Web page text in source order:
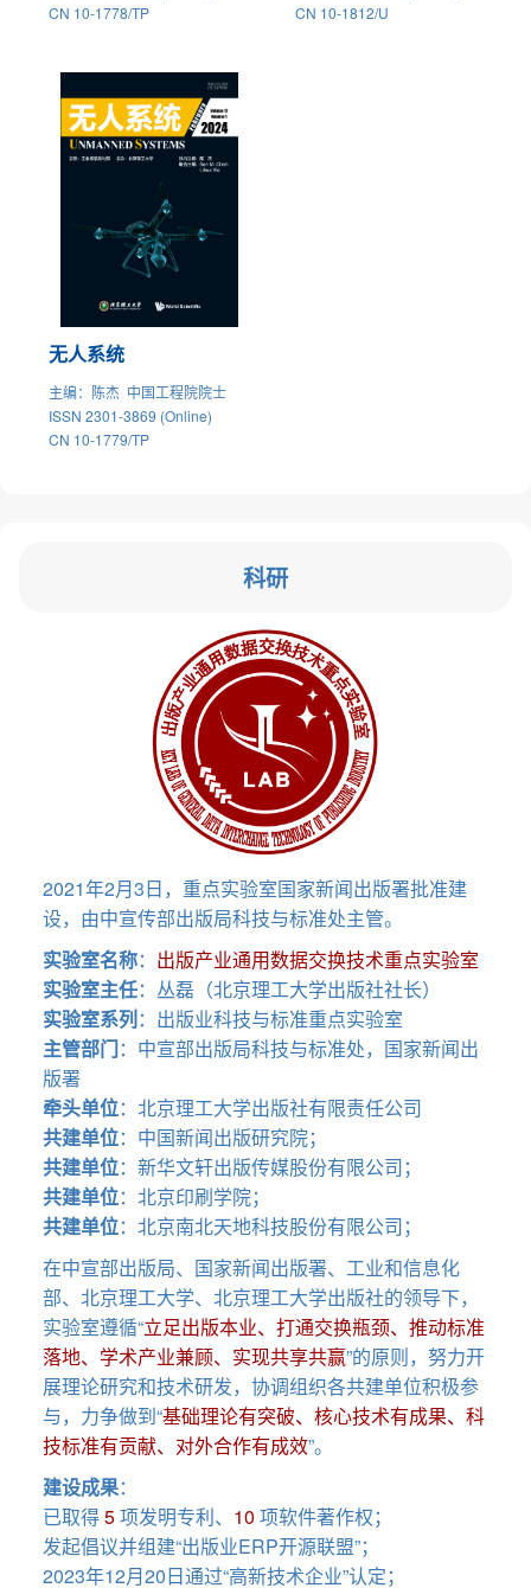
CN 10-1778/TP
CN 10-1812/U
无人系统
主编：陈杰 中国工程院院士
ISSN 2301-3869 (Online)
CN 10-1779/TP
科研
2021年2月3日，重点实验室国家新闻出版署批准建
设，由中宣传部出版局科技与标准处主管。
实验室名称： 出版产业通用数据交换技术重点实验室
实验室主任：丛磊（北京理工大学出版社社长）
实验室系列：出版业科技与标准重点实验室
主管部门：中宣部出版局科技与标准处，国家新闻出
版署
牵头单位：北京理工大学出版社有限责任公司
共建单位：中国新闻出版研究院；
共建单位：新华文轩出版传媒股份有限公司；
共建单位：北京印刷学院；
共建单位：北京南北天地科技股份有限公司；
在中宣部出版局、国家新闻出版署、工业和信息化
部、北京理工大学、北京理工大学出版社的领导下，
实验室遵循“立足出版本业、打通交换瓶颈、推动标准
落地、学术产业兼顾、实现共享共赢”的原则，努力开
展理论研究和技术研发，协调组织各共建单位积极参
与，力争做到“基础理论有突破、核心技术有成果、科
技标准有贡献、对外合作有成效”。
建设成果：
已取得5项发明专利、 10 项软件著作权；
发起倡议并组建“出版业ERP开源联盟”；
2023年12月20日通过“高新技术企业”认定；